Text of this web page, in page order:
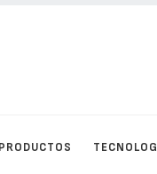
PRODUCTOS